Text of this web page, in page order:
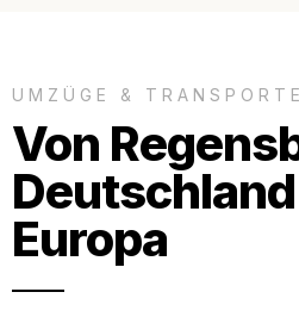
UMZÜGE & TRANSPORTE
Von
Europa